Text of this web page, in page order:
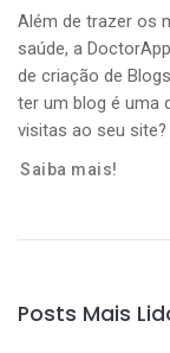
Além de trazer os
saúde, a
de criação de
ter um blog é uma
visitas ao seu site?
Saiba mais!
Posts Mais